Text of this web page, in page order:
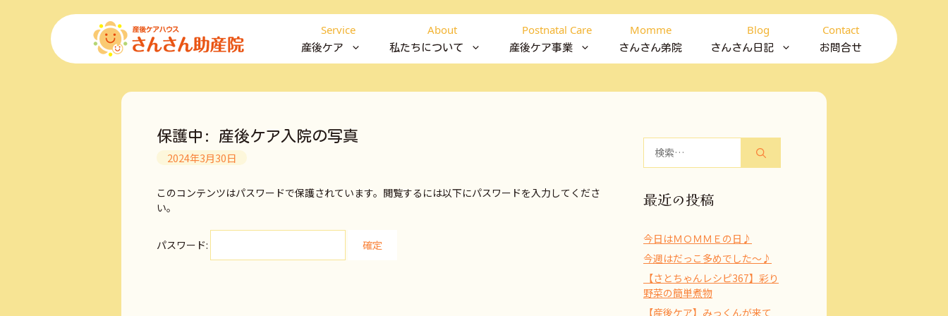
Service
産後ケア
About
私たちについて
Postnatal Care
産後ケア事業
Momme
さんさん弟院
Blog
さんさん日記
Contact
お問合せ
保護中: 産後ケア入院の写真
2024年3月30日
このコンテンツはパスワードで保護されています。閲覧するには以下にパスワードを入力してくださ
い。
パスワード:
最近の投稿
今日はＭＯＭＭＥの日♪
今週はだっこ多めでした～♪
【さとちゃんレシピ367】彩り
野菜の簡単煮物
【産後ケア】みっくんが来て